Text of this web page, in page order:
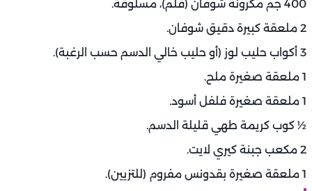
400 جم مكرونة شوفان (قلم)، مسلوقة.
2 ملعقة كبيرة دقيق شوفان.
3 أكواب حليب لوز (أو حليب خالي الدسم حسب الرغبة).
1 ملعقة صغيرة ملح.
1 ملعقة صغيرة فلفل أسود.
½ كوب كريمة طهي قليلة الدسم.
2 مكعب جبنة كيري لايت.
1 ملعقة صغيرة بقدونس مفروم (للتزيين).